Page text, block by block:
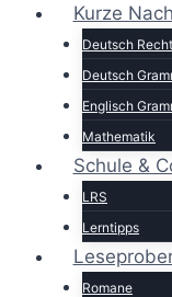
Kurze
Deutsch
Deutsch
Englisch
Mathematik
Schule &
LRS
Lerntipps
Romane